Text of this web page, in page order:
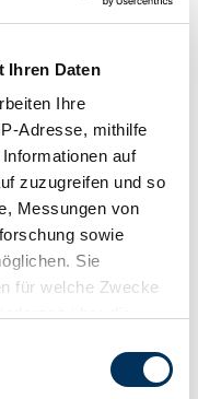
Ihren Daten
Ihre
Adresse, mithilfe
auf
zuzugreifen und so
Messungen von
sowie
Sie
für welche Zwecke